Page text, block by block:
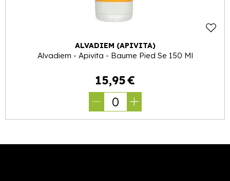
ALVADIEM (APIVITA)
Alvadiem - Apivita - Baume Pied Se 150 Ml
15,95€
0